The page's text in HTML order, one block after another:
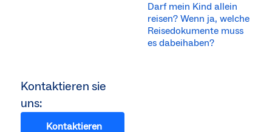
Darf mein Kind allein
reisen? Wenn ja, welche
Reisedokumente muss
es dabeihaben?
Kontaktieren sie
uns:
Kontaktieren